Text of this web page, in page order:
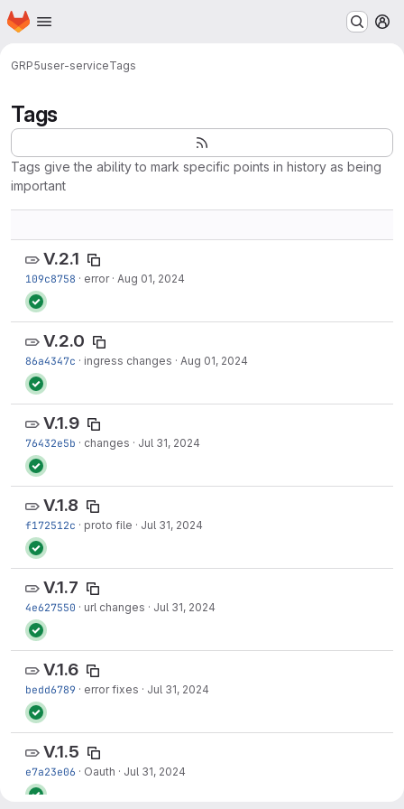
Skip to main content
Homepage
GRP5user-serviceTags
Tags
Tags give the ability to mark specific points in history as being
important
V.2.1
109c8758 · error · Aug 01, 2024
V.2.0
86a4347c · ingress changes · Aug 01, 2024
V.1.9
76432e5b · changes · Jul 31, 2024
V.1.8
f172512c · proto file · Jul 31, 2024
V.1.7
4e627550 · url changes · Jul 31, 2024
V.1.6
bedd6789 · error fixes · Jul 31, 2024
V.1.5
e7a23e06 · Oauth · Jul 31, 2024